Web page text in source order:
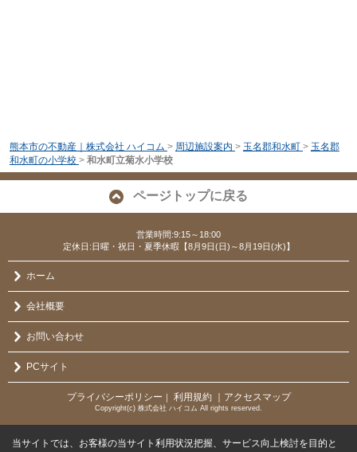
熊本市の不動産｜株式会社 ハイコム > 周辺施設案内 > 玉名郡和水町 > 玉名郡
和水町の小学校 > 和水町立菊水小学校
ページトップに戻る
営業時間:9:15～18:00
定休日:日曜・祝日・夏季休暇【8月9日(日)～8月19日(水)】
ホーム
会社概要
お問い合わせ
PCサイト
プライバシーポリシー ｜ 利用規約 ｜アクセスマップ
Copyright(c) 株式会社 ハイコム All rights reserved.
当サイトでは、お客様の当サイト利用状況把握、サービス向上検討を目的と